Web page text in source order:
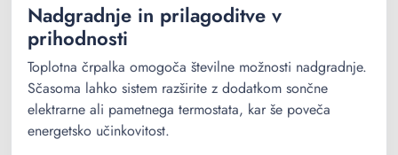
Nadgradnje in prilagoditve v
prihodnosti
Toplotna črpalka omogoča številne možnosti nadgradnje.
Sčasoma lahko sistem razširite z dodatkom sončne
elektrarne ali pametnega termostata, kar še poveča
energetsko učinkovitost.